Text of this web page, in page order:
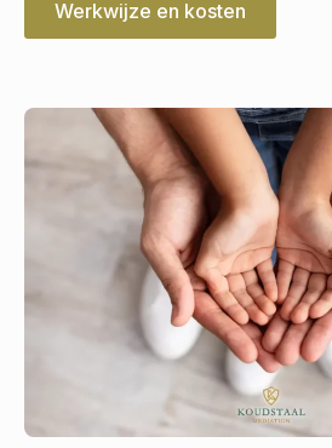
Werkwijze en kosten